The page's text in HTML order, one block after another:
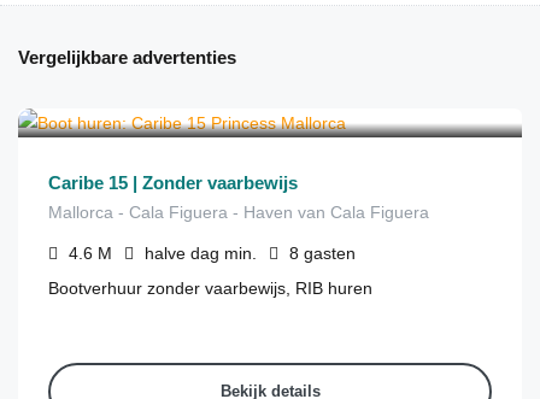
Vergelijkbare advertenties
Caribe 15 | Zonder vaarbewijs
Mallorca - Cala Figuera - Haven van Cala Figuera
4.6 M halve dag min. 8 gasten
Bootverhuur zonder vaarbewijs, RIB huren
Bekijk details